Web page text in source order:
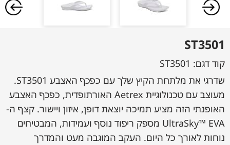
ST3501
קוד דגם: ST3501
שדרגי את מלתחת הקיץ שלך עם כפכף האצבע ST3501.
מעוצב עם טכנולוגיית Aetrex האורתופדית, כפכף האצבע
האופנתי הזה מציע תמיכה יוצאת דופן, איזון ויישור. קצף ה-
UltraSky™ EVA מספק ריפוד נוסף ועמידות, המבטיחים
נוחות לאורך כל היום. העקב המוגבה מעט והמדרך